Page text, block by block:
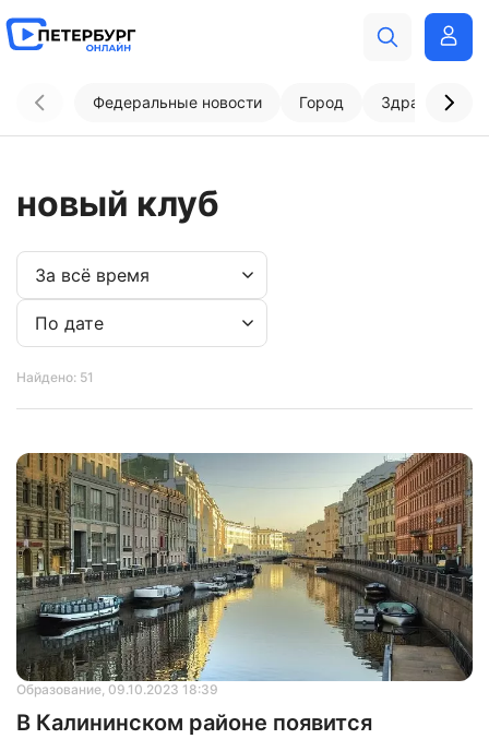
Федеральные новости Город
новый клуб
Найдено: 51
Образование, 09.10.2023 18:39
В Калининском районе появится